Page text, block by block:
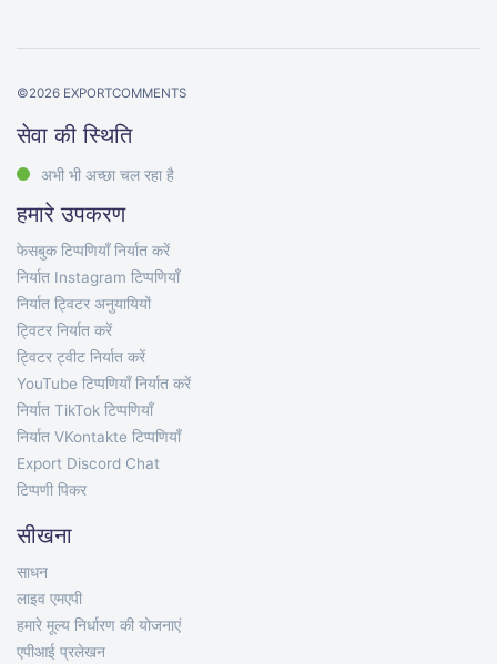
©2026 EXPORTCOMMENTS
सेवा की स्थिति
अभी भी अच्छा चल रहा है
हमारे उपकरण
फेसबुक टिप्पणियाँ निर्यात करें
निर्यात Instagram टिप्पणियाँ
निर्यात ट्विटर अनुयायियों
ट्विटर निर्यात करें
ट्विटर ट्वीट निर्यात करें
YouTube टिप्पणियाँ निर्यात करें
निर्यात TikTok टिप्पणियाँ
निर्यात VKontakte टिप्पणियाँ
Export Discord Chat
टिप्पणी पिकर
सीखना
साधन
लाइव एमएपी
हमारे मूल्य निर्धारण की योजनाएं
एपीआई प्रलेखन